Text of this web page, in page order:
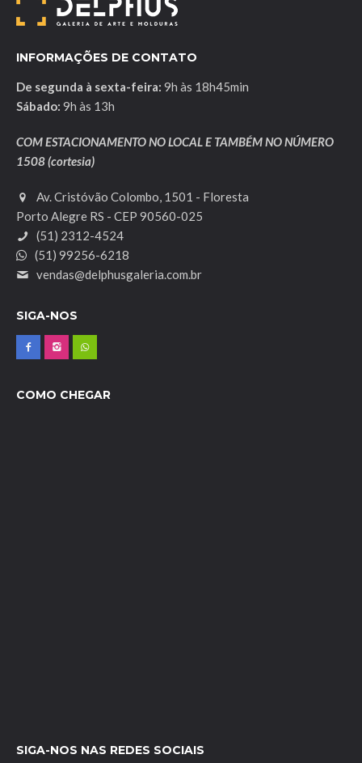
INFORMAÇÕES DE CONTATO
De segunda à sexta-feira: 9h às 18h45min
Sábado: 9h às 13h
COM ESTACIONAMENTO NO LOCAL E TAMBÉM NO NÚMERO
1508 (cortesia)
Av. Cristóvão Colombo, 1501 - Floresta
Porto Alegre RS - CEP 90560-025
(51) 2312-4524
(51) 99256-6218
vendas@delphusgaleria.com.br
SIGA-NOS
COMO CHEGAR
SIGA-NOS NAS REDES SOCIAIS